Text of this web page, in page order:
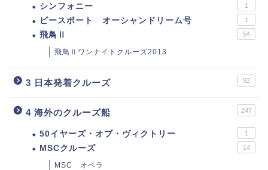
シンフォニー 1
ピースボート オーシャンドリーム号 1
飛鳥Ⅱ 54
飛鳥Ⅱワンナイトクルーズ2013
3 日本発着クルーズ 92
4 海外のクルーズ船 247
50イヤーズ・オブ・ヴィクトリー 1
MSCクルーズ 14
MSC オペラ